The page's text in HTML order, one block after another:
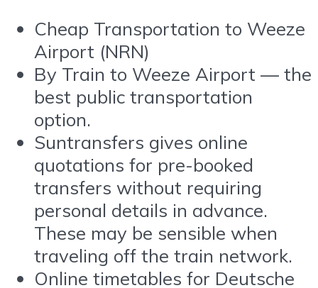
Cheap Transportation to Weeze
Airport (NRN)
By Train to Weeze Airport — the
best public transportation
option.
Suntransfers gives online
quotations for pre-booked
transfers without requiring
personal details in advance.
These may be sensible when
traveling off the train network.
Online timetables for Deutsche